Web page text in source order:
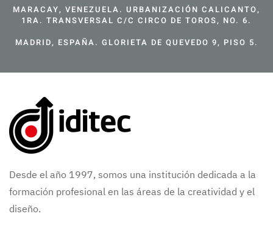
MARACAY, VENEZUELA. URBANIZACIÓN CALICANTO,
1RA. TRANSVERSAL C/C CIRCO DE TOROS, NO. 6.
MADRID, ESPAÑA. GLORIETA DE QUEVEDO 9, PISO 5.
Desde el año 1997, somos una institución dedicada a la
formación profesional en las áreas de la creatividad y el
diseño.